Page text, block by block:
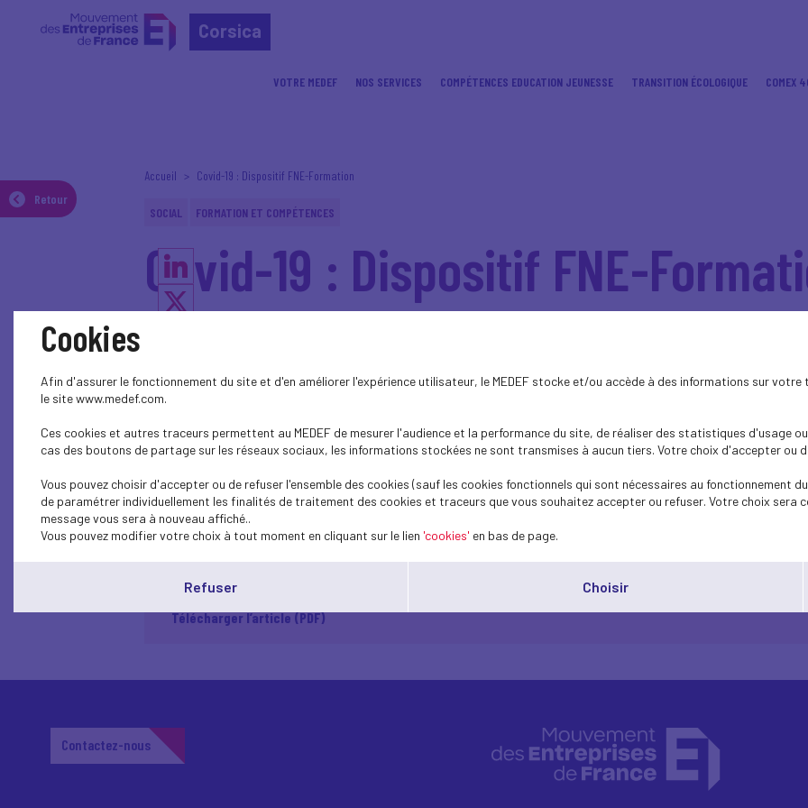
Corsica
VOTRE MEDEF NOS SERVICES COMPÉTENCES EDUCATION JEUNESSE TRANSITION ÉCOLOGIQUE COMEX
Retour
Accueil Covid-19 : Dispositif FNE-Formation
SOCIAL FORMATION ET COMPÉTENCES
Covid-19 : Dispositif FNE-
charge des coûts pédagogiques.
Ce dispositif est accessible à toutes les entreprises qui ont des salariés en chômage partiel, par une simple
Direccte. Afin d'aider les entreprises à mettre en oeuvre ce dispositif, le ministère du Travail a mis en ligne le
>> Télécharger le questions/réponses sur le dispositif FNE/Formation
Retour au dossier
Télécharger l’article (PDF)
Contactez-nous
Cookies
Afin d'assurer le fonctionnement du site et d'en améliorer l'expérience utilisateur, le MEDEF stocke et/ou accède à des informations sur
le site www.medef.com.
Ces cookies et autres traceurs permettent au MEDEF de mesurer l'audience et la performance du site, de réaliser des statistiques d'usage
cas des boutons de partage sur les réseaux sociaux, les informations stockées ne sont transmises à aucun tiers. Votre choix d'accepter
Vous pouvez choisir d'accepter ou de refuser l'ensemble des cookies (sauf les cookies fonctionnels qui sont nécessaires au fonctionnement
de paramétrer individuellement les finalités de traitement des cookies et traceurs que vous souhaitez accepter ou refuser. Votre choix sera
message vous sera à nouveau affiché..
Vous pouvez modifier votre choix à tout moment en cliquant sur le lien 'cookies' en bas de page.
Refuser Choisir